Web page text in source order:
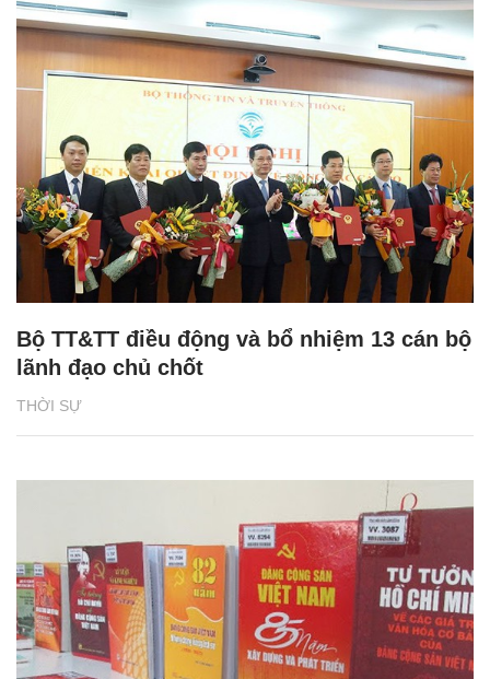
THỜI SỰ
Bộ TT&TT điều động và bổ nhiệm 13 cán bộ
lãnh đạo chủ chốt